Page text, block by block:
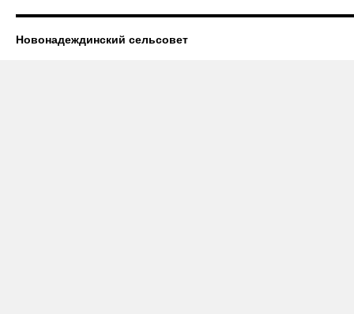
Новонадеждинский сельсовет